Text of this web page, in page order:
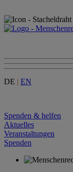
DE | EN
Spenden & helfen
Aktuelles
Veranstaltungen
Spenden